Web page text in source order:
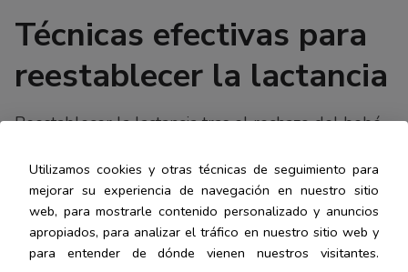
Técnicas efectivas para
reestablecer la lactancia
Reestablecer la lactancia tras el rechazo del bebé
superar estas dificultades. Estas fortalecen el
vínculo entre madre e hijo.
Contacto piel con piel
Utilizamos cookies y otras técnicas de seguimiento para
mejorar su experiencia de navegación en nuestro sitio
web, para mostrarle contenido personalizado y anuncios
apropiados, para analizar el tráfico en nuestro sitio web y
para entender de dónde vienen nuestros visitantes.